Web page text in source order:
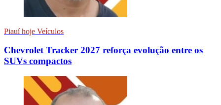
Piauí hoje Veículos
Chevrolet Tracker 2027 reforça evolução entre os
SUVs compactos